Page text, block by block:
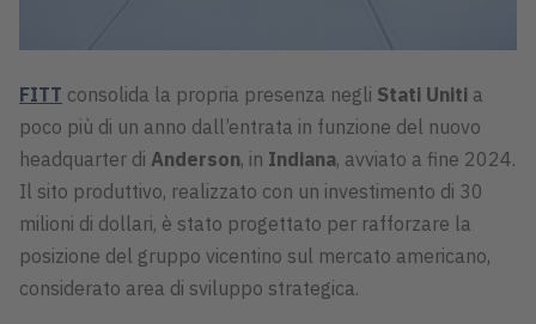
FITT consolida la propria presenza negli Stati Uniti a
poco più di un anno dall’entrata in funzione del nuovo
headquarter di Anderson, in Indiana, avviato a fine 2024.
Il sito produttivo, realizzato con un investimento di 30
milioni di dollari, è stato progettato per rafforzare la
posizione del gruppo vicentino sul mercato americano,
considerato area di sviluppo strategica.